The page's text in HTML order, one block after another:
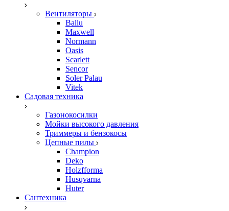
Вентиляторы
Ballu
Maxwell
Normann
Oasis
Scarlett
Sencor
Soler Palau
Vitek
Садовая техника
Газонокосилки
Мойки высокого давления
Триммеры и бензокосы
Цепные пилы
Champion
Deko
Holzfforma
Husqvarna
Huter
Сантехника